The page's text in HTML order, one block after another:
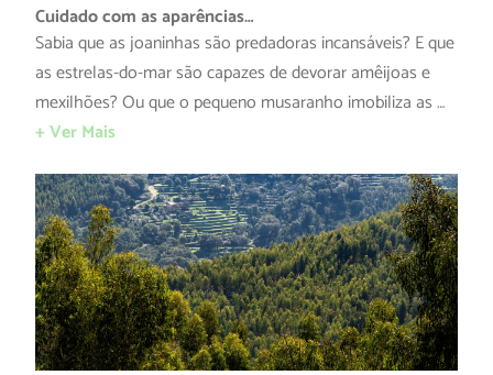
Cuidado com as aparências…
Sabia que as joaninhas são predadoras incansáveis? E que
as estrelas-do-mar são capazes de devorar amêijoas e
mexilhões? Ou que o pequeno musaranho imobiliza as …
+ Ver Mais